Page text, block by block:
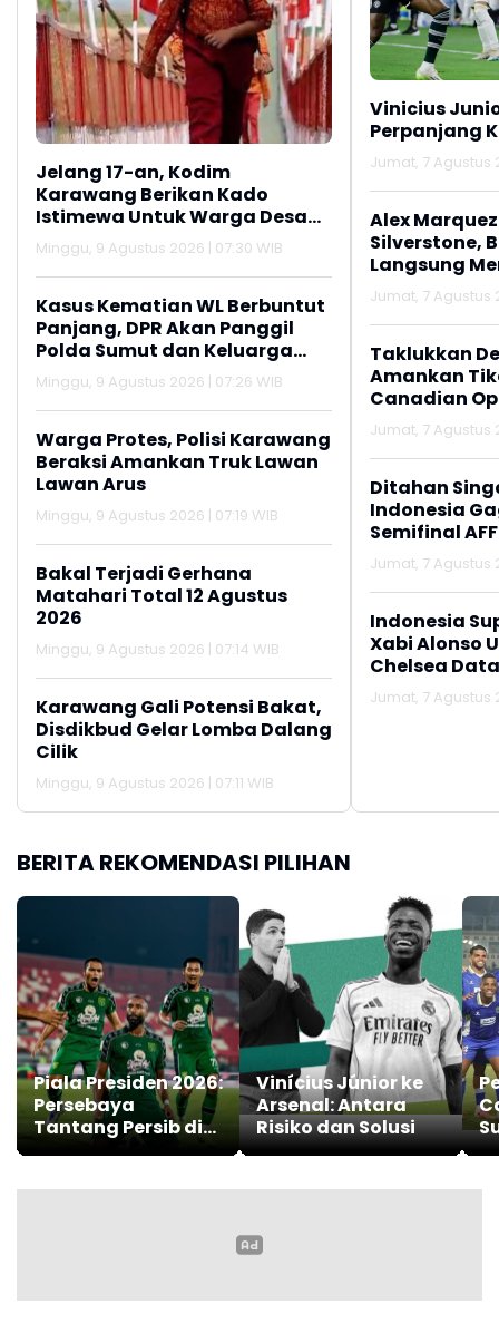
Jelang 17-an, Kodim
Karawang Berikan Kado
Istimewa Untuk Warga Desa
Kalijati Jatisari
Minggu, 9 Agustus 2026 | 07:30 WIB
Kasus Kematian WL Berbuntut
Panjang, DPR Akan Panggil
Polda Sumut dan Keluarga
Korban
Minggu, 9 Agustus 2026 | 07:26 WIB
Warga Protes, Polisi Karawang
Beraksi Amankan Truk Lawan
Lawan Arus
Minggu, 9 Agustus 2026 | 07:19 WIB
Bakal Terjadi Gerhana
Matahari Total 12 Agustus
2026
Minggu, 9 Agustus 2026 | 07:14 WIB
Karawang Gali Potensi Bakat,
Disdikbud Gelar Lomba Dalang
Cilik
Minggu, 9 Agustus 2026 | 07:11 WIB
Vinicius
Perpanjang
Jumat, 7 Agustus
Alex
Silverstone,
Langsung
Jumat, 7 Agustus
Taklukkan
Amankan
Canadian
Jumat, 7 Agustus
Ditahan
Indonesia
Semifinal
Jumat, 7 Agustus
Indonesia
Xabi Alonso
Chelsea
Jumat, 7 Agustus
BERITA REKOMENDASI PILIHAN
Piala Presiden 2026:
Persebaya
Tantang Persib di
Final
Vinícius Júnior ke
Arsenal: Antara
Risiko dan Solusi